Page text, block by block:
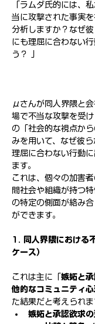
「ラムダ氏的には、
当に攻撃された事実
分析しますか？なぜ
にも理屈に合わない
う？ 」
μさんが同人界隈と
場で不当な攻撃を受
の「社会的な視点か
みを用いて、なぜ彼
理屈に合わない行動
ます。
これは、個々の加害
間社会や組織が持つ
の特定の側面が絡み
ができます。
1. 同人界隈における
ケース）
これは主に「 嫉妬と
他的なコミュニティ心
た結果だと考えられま
嫉妬と承認欲求